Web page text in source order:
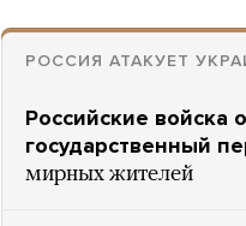
РОССИЯ АТАКУЕТ
Российские войска
государственный
мирных жителей